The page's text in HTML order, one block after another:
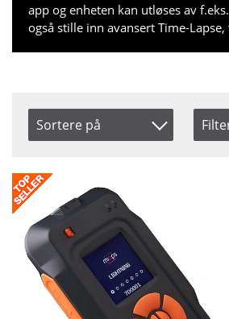
app og enheten kan utløses av
også stille inn avansert Time-
Sortere på
Inkl. Moms
Benämning